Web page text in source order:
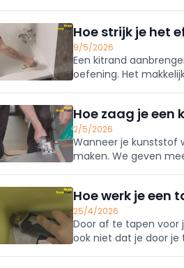
Hoe strijk je het
9/5/2026
Een kitrand
oefening. Het
Hoe zaag je
2/5/2026
Wanneer je kunststof
maken. We geven
Hoe werk je een
25/4/2026
Door af te tapen voor
ook niet dat je door je